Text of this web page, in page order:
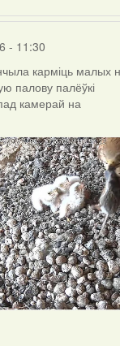
- 11:30
карміць малых
палову палёўкі
камерай на